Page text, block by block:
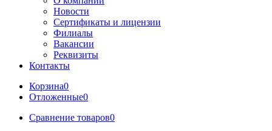
Новости
Сертификаты и лицензии
Филиалы
Вакансии
Реквизиты
Контакты
Корзина0
Отложенные0
Сравнение товаров0